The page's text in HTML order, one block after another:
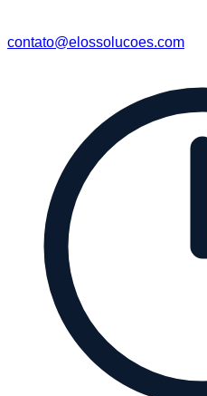
contato@elossolucoes.com